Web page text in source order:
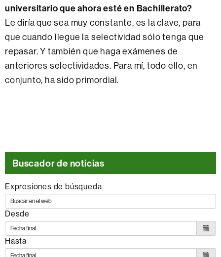
universitario que ahora esté en Bachillerato?
Le diría que sea muy constante, es la clave, para
que cuando llegue la selectividad sólo tenga que
repasar. Y también que haga exámenes de
anteriores selectividades. Para mí, todo ello, en
conjunto, ha sido primordial.
Buscador de noticias
Expresiones de búsqueda
Desde
Hasta